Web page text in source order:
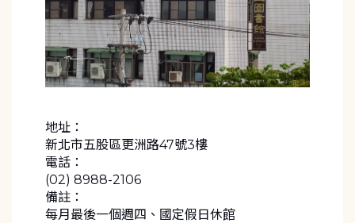
地址：
新北市五股區更洲路47號3樓
電話：
(02) 8988-2106
備註：
每月最後一個週四、國定假日休館